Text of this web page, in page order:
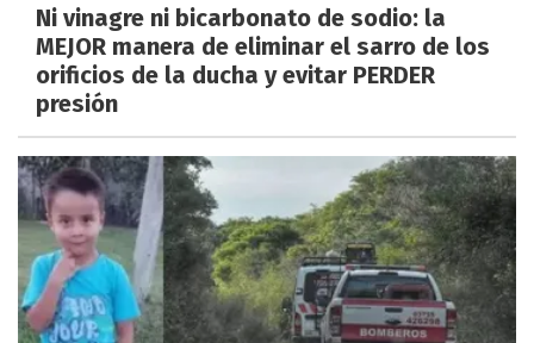
Ni vinagre ni bicarbonato de sodio: la
MEJOR manera de eliminar el sarro de los
orificios de la ducha y evitar PERDER
presión